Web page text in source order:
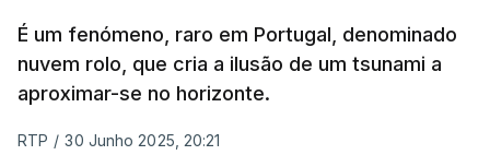
É um fenómeno, raro em Portugal, denominado
nuvem rolo, que cria a ilusão de um tsunami a
aproximar-se no horizonte.
RTP / 30 Junho 2025, 20:21